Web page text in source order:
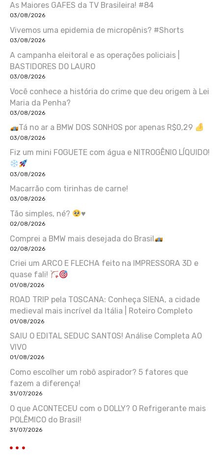
As Maiores GAFES da TV Brasileira! #84
03/08/2026
Vivemos uma epidemia de micropênis? #Shorts
03/08/2026
A campanha eleitoral e as operações policiais |
BASTIDORES DO LAURO
03/08/2026
Você conhece a história do crime que deu origem à Lei
Maria da Penha?
03/08/2026
Tá no ar a BMW DOS SONHOS por apenas R$0,29
03/08/2026
Fiz um mini FOGUETE com água e NITROGÊNIO LÍQUIDO!
03/08/2026
Macarrão com tirinhas de carne!
03/08/2026
Tão simples, né? ♥️
02/08/2026
Comprei a BMW mais desejada do Brasil
02/08/2026
Criei um ARCO E FLECHA feito na IMPRESSORA 3D e
quase fali!
01/08/2026
ROAD TRIP pela TOSCANA: Conheça SIENA, a cidade
medieval mais incrível da Itália | Roteiro Completo
01/08/2026
SAIU O EDITAL SEDUC SANTOS! Análise Completa AO
VIVO
01/08/2026
Como escolher um robô aspirador? 5 fatores que
fazem a diferença!
31/07/2026
O que ACONTECEU com o DOLLY? O Refrigerante mais
POLÊMICO do Brasil!
31/07/2026